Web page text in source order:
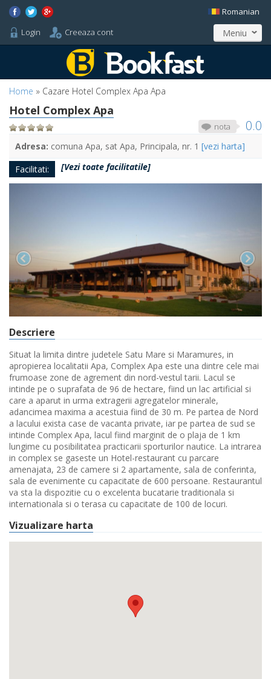
Login Creeaza cont
Romanian
Meniu
Home » Cazare Hotel Complex Apa Apa
Hotel Complex Apa
nota 0.0
Adresa: comuna Apa, sat Apa, Principala, nr. 1 [vezi harta]
Facilitati:
[Vezi toate facilitatile]
Descriere
Situat la limita dintre judetele Satu Mare si Maramures, in
apropierea localitatii Apa, Complex Apa este una dintre cele mai
frumoase zone de agrement din nord-vestul tarii. Lacul se
intinde pe o suprafata de 96 de hectare, fiind un lac artificial si
care a aparut in urma extragerii agregatelor minerale,
adancimea maxima a acestuia fiind de 30 m. Pe partea de Nord
a lacului exista case de vacanta private, iar pe partea de sud se
intinde Complex Apa, lacul fiind marginit de o plaja de 1 km
lungime cu posibilitatea practicarii sporturilor nautice. La intrarea
in complex se gaseste un Hotel-restaurant cu parcare
amenajata, 23 de camere si 2 apartamente, sala de conferinta,
sala de evenimente cu capacitate de 600 persoane. Restaurantul
va sta la dispozitie cu o excelenta bucatarie traditionala si
internationala si o terasa cu capacitate de 100 de locuri.
Vizualizare harta